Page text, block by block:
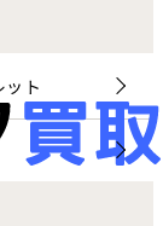
ット